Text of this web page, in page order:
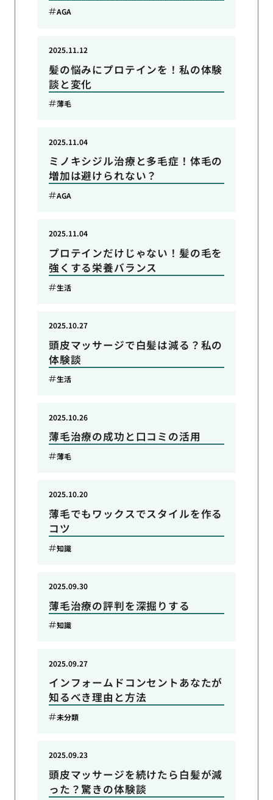
AGA
髪の悩みにプロテインを！私の体験
談と変化
2025.11.12
薄毛
ミノキシジル治療と多毛症！体毛の
増加は避けられない？
2025.11.04
AGA
プロテインだけじゃない！髪の毛を
強くする栄養バランス
2025.11.04
生活
頭皮マッサージで白髪は減る？私の
体験談
2025.10.27
生活
薄毛治療の成功と口コミの活用
2025.10.26
薄毛
薄毛でもワックスでスタイルを作る
コツ
2025.10.20
知識
薄毛治療の評判を深掘りする
2025.09.30
知識
インフォームドコンセントあなたが
知るべき理由と方法
2025.09.27
未分類
頭皮マッサージを続けたら白髪が減
った？驚きの体験談
2025.09.23